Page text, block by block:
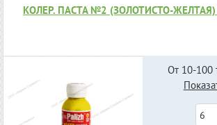
КОЛЕР. ПАСТА №2 (ЗОЛОТИСТО-
От 10-100